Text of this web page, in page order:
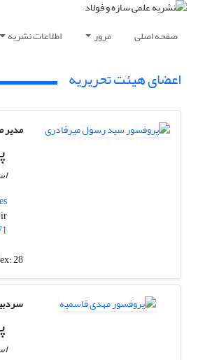
صفحه اصلی مرور اطلاعات نشریه
اعضای هیئت تحریریه
rmirghaderi
28